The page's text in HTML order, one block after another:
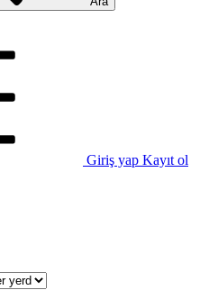
Giriş yap Kayıt ol